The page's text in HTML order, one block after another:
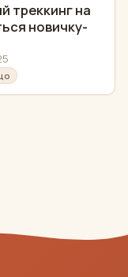
треккинг на
новичку-